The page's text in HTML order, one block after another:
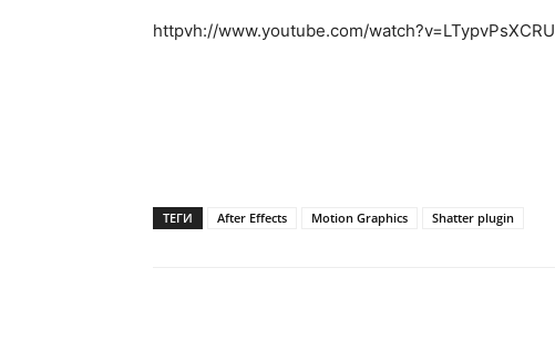
httpvh://www.youtube.com/watch?v=LTypvPsXCRU
ТЕГИ After Effects Motion Graphics Shatter plugin